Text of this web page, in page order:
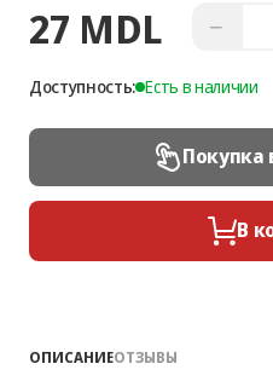
27 MDL −
Доступность: Есть в наличии
Покупка
В
ОПИСАНИЕОТЗЫВЫ